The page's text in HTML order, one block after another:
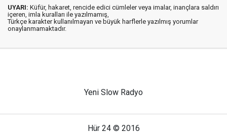
UYARI: Küfür, hakaret, rencide edici cümleler veya imalar, inançlara saldırı
içeren, imla kuralları ile yazılmamış,
Türkçe karakter kullanılmayan ve büyük harflerle yazılmış yorumlar
onaylanmamaktadır.
Yeni Slow Radyo
Hür 24 © 2016